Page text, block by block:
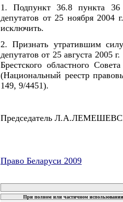
1. Подпункт 36.8 пункта 36
депутатов от 25 ноября
исключить.
2. Признать утратившим
депутатов от 25 августа 2005
Брестского областного
(Национальный реестр
149, 9/4451).
Председатель
Право Беларуси 2009
При полном или частичном